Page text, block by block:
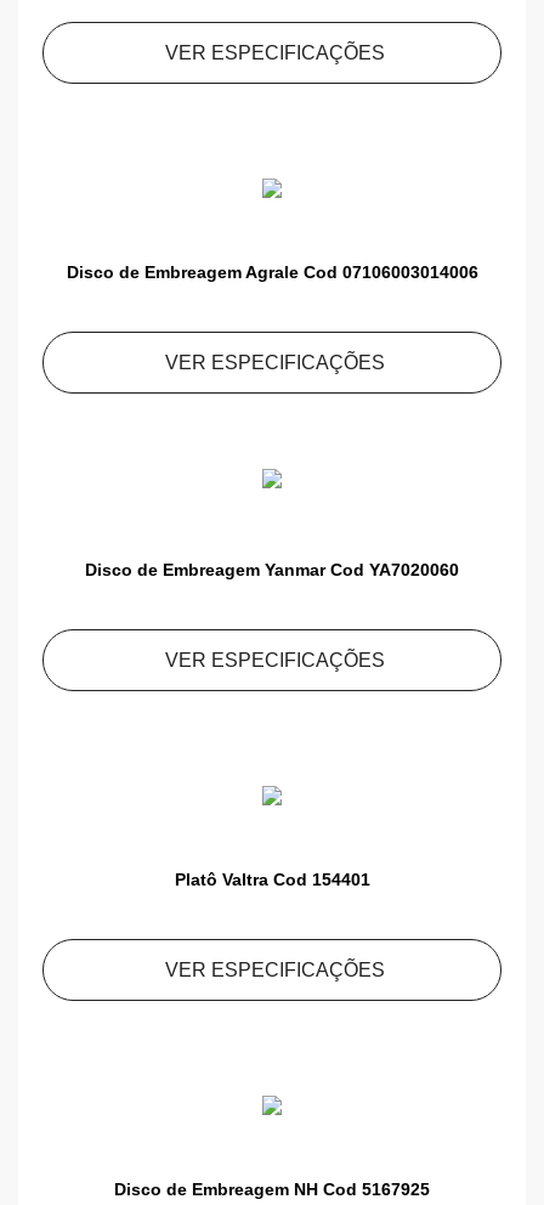
VER ESPECIFICAÇÕES
Disco de Embreagem Agrale Cod 07106003014006
VER ESPECIFICAÇÕES
Disco de Embreagem Yanmar Cod YA7020060
VER ESPECIFICAÇÕES
Platô Valtra Cod 154401
VER ESPECIFICAÇÕES
Disco de Embreagem NH Cod 5167925